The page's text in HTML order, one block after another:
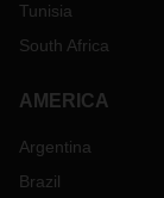
Tunisia
South Africa
AMERICA
Argentina
Brazil